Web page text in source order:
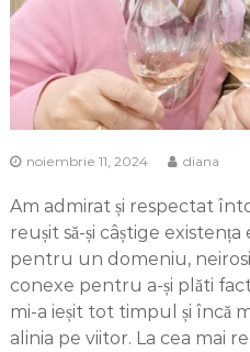
noiembrie 11, 2024 diana
Am admirat și respectat
reușit să-și câștige
pentru un domeniu,
conexe pentru a-și plăti
mi-a ieșit tot timpul și încă
alinia pe viitor. La cea mai